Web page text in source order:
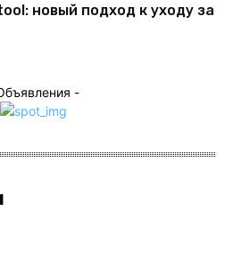
новый подход к уходу за
-